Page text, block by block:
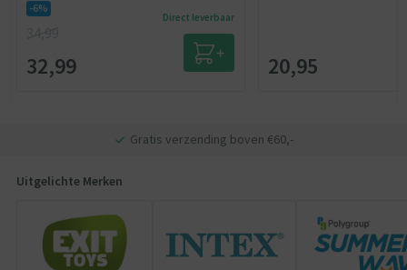
-6%
32,99
Direct leverbaar
20,95
Gratis verzending boven €60,-
Uitgelichte Merken